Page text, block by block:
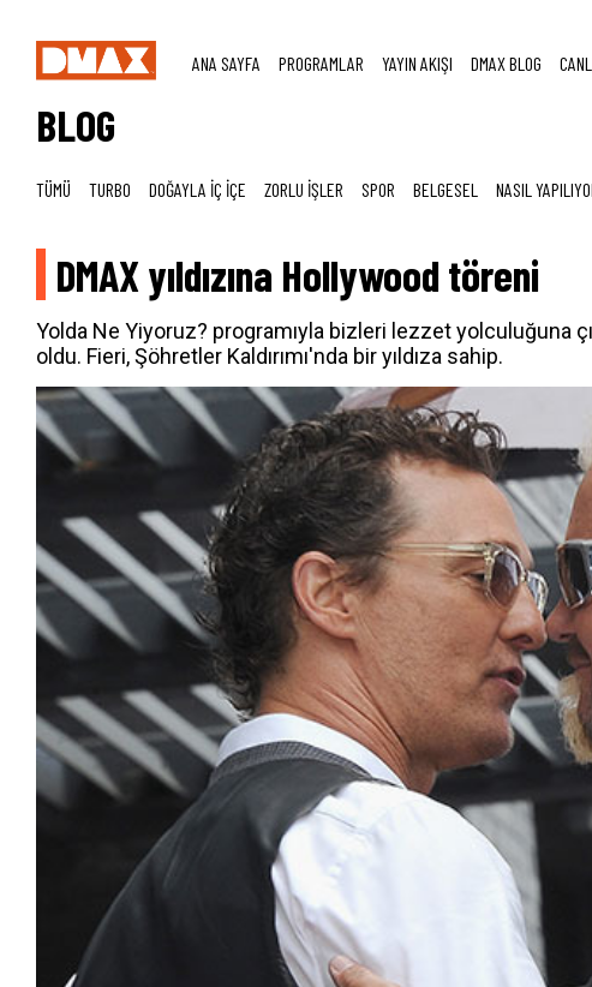
ANA SAYFA PROGRAMLAR YAYIN AKIŞI DMAX BLOG
BLOG
TÜMÜ TURBO DOĞAYLA İÇ İÇE ZORLU İŞLER SPOR BELGESEL NASIL
DMAX yıldızına Hollywood töreni
Yolda Ne Yiyoruz? programıyla bizleri lezzet yolculuğuna
oldu. Fieri, Şöhretler Kaldırımı'nda bir yıldıza sahip.